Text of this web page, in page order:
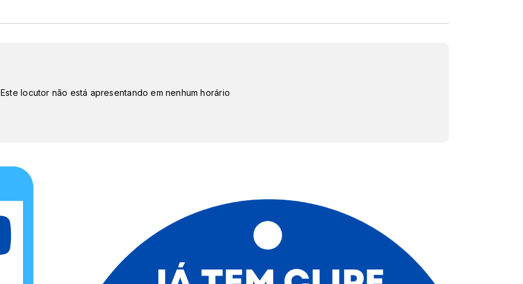
Este locutor não está apresentando em nenhum horário